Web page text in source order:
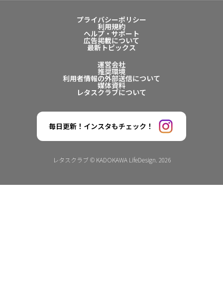
プライバシーポリシー
利用規約
ヘルプ・サポート
広告掲載について
最新トピックス
運営会社
推奨環境
利用者情報の外部送信について
媒体資料
レタスクラブについて
毎日更新！インスタもチェック！
レタスクラブ © KADOKAWA LifeDesign. 2026